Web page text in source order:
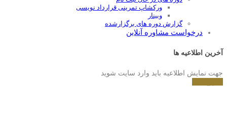
ورکشاپ تمرینی قرارداد نویسی
وبینار
گزارش دوره های برگزارشده
درخواست مشاوره آنلاین
آخرین اطلاعیه ها
جهت نمایش اطلاعیه باید وارد سایت شوید